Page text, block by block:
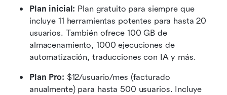
Plan inicial: Plan gratuito para siempre que
incluye 11 herramientas potentes para hasta 20
usuarios. También ofrece 100 GB de
almacenamiento, 1000 ejecuciones de
automatización, traducciones con IA y más.
Plan Pro: $12/usuario/mes (facturado
anualmente) para hasta 500 usuarios. Incluye